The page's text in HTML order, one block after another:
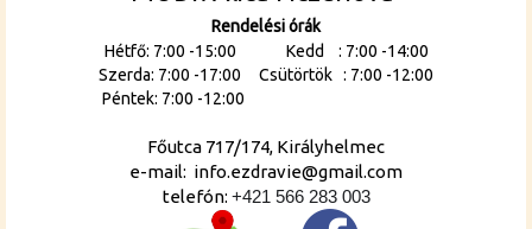
Rendelési órák
Hétfő: 7:00 -15:00 Kedd : 7:00 -14:00
Szerda: 7:00 -17:00 Csütörtök : 7:00 -12:00
Péntek: 7:00 -12:00
Főutca 717/174, Királyhelmec
e-mail: info.ezdravie@gmail.com
telefón: +421 566 283 003